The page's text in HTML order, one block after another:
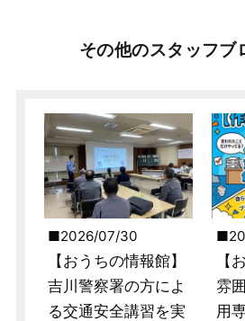
その他のスタッフブ
2026/07/30
【おうちの情報館】
吉川警察署の方によ
る交通安全講習を実
【
雰
用